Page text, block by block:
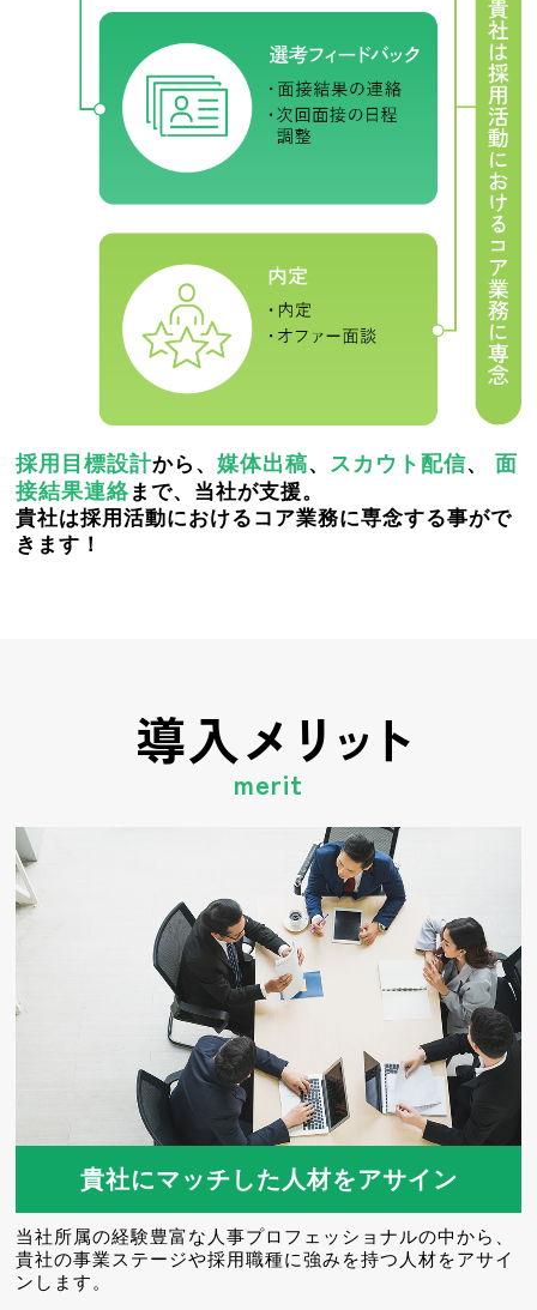
採用目標設計から、媒体出稿、 スカウト配信、
面
接結果連絡まで、当社が支援。
貴社は採用活動におけるコア業務に専念する事がで
きます！
導入メ リット
merit
貴社にマッチした人材をアサイン
当社所属の経験豊富な人事プロフェッショナルの中から、
貴社の事業ステージや採用職種に強みを持つ人材をアサイ
ンします。